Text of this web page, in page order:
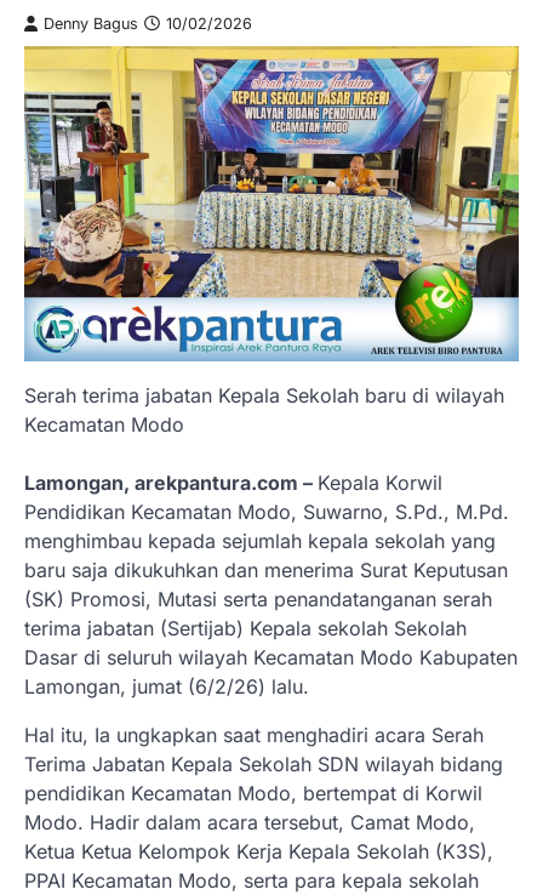
Denny Bagus 10/02/2026
Serah terima jabatan Kepala Sekolah baru di wilayah
Kecamatan Modo
Lamongan, arekpantura.com – Kepala Korwil
Pendidikan Kecamatan Modo, Suwarno, S.Pd., M.Pd.
menghimbau kepada sejumlah kepala sekolah yang
baru saja dikukuhkan dan menerima Surat Keputusan
(SK) Promosi, Mutasi serta penandatanganan serah
terima jabatan (Sertijab) Kepala sekolah Sekolah
Dasar di seluruh wilayah Kecamatan Modo Kabupaten
Lamongan, jumat (6/2/26) lalu.
Hal itu, Ia ungkapkan saat menghadiri acara Serah
Terima Jabatan Kepala Sekolah SDN wilayah bidang
pendidikan Kecamatan Modo, bertempat di Korwil
Modo. Hadir dalam acara tersebut, Camat Modo,
Ketua Ketua Kelompok Kerja Kepala Sekolah (K3S),
PPAI Kecamatan Modo, serta para kepala sekolah